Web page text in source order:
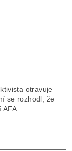
otravuje
se rozhodl, že